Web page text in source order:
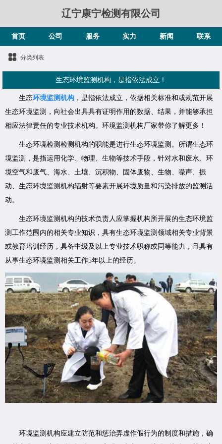
辽宁康宁检测有限公司
首页 公司 服务 实力 新闻 联系
分类列表
生态环境监测机构，是指依法成立！
生态环境监测机构 ，是指依法成立，依据相关标准和或规范开展
生态环境监测，向社会出具具有证明作用的数据、结果，并能够承担
相应法律责任的专业技术机构。环境监测机构厂家带你了解更多！
生态环境检测检测机构的职能是进行生态环境监测。所谓生态环
境监测，是指运用化学、物理、生物等技术手段，针对水和废水、环
境空气和废气、海水、土壤、沉积物、固体废物、生物、噪声、振
动、生态环境监测机构辐射等要素开展环境质量和污染排放的监测活
动。
生态环境监测机构的技术负责人应掌握机构所开展的生态环境监
测工作范围内的相关专业知识，具有生态环境监测领域相关专业背景
或教育培训经历，具备中级及以上专业技术职称或同等能力，且具有
从事生态环境监测相关工作5年以上的经历。
环境监测机构应建立防范和惩治弄虚作假行为的制度和措施，确